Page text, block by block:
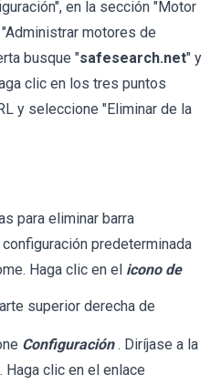
en la sección "Motor
motores de
busque "safesearch.net" y
clic en los tres puntos
y seleccione "Eliminar de la
para eliminar barra
predeterminada
Haga clic en el icono de
superior derecha de
Configuración . Diríjase a la
clic en el enlace